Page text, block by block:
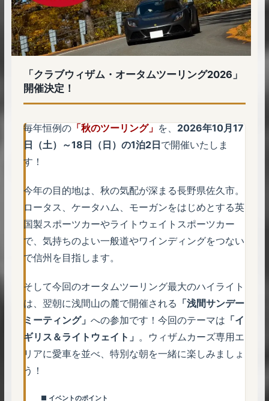
「クラブウィザム・オータムツーリング2026」
開催決定！
毎年恒例の 「秋のツーリング」 を、 2026年10月17
日（土）～18日（日）の1泊2日で開催いたしま
す！
今年の目的地は、秋の気配が深まる長野県佐久市。
ロータス、ケータハム、モーガンをはじめとする英
国製スポーツカーやライトウェイトスポーツカー
で、気持ちのよい一般道やワインディングをつない
で信州を目指します。
そして今回のオータムツーリング最大のハイライト
は、翌朝に浅間山の麓で開催される 「浅間サンデー
ミーティング」 への参加です！今回のテーマは 「イ
ギリス＆ライトウェイト」 。ウィザムカーズ専用エ
リアに愛車を並べ、特別な朝を一緒に楽しみましょ
う！
■ イベントのポイント